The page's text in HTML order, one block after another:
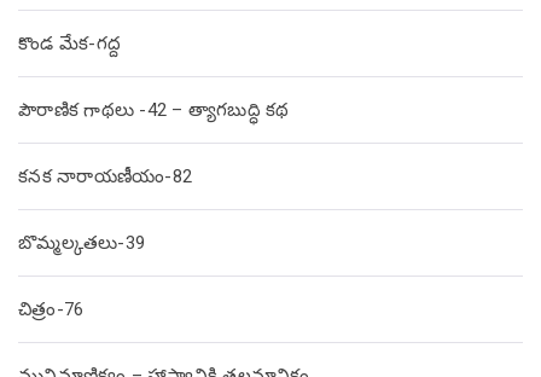
కొండ మేక-గద్ద
పౌరాణిక గాథలు -42 – త్యాగబుద్ధి కథ
కనక నారాయణీయం-82
బొమ్మల్కతలు-39
చిత్రం-76